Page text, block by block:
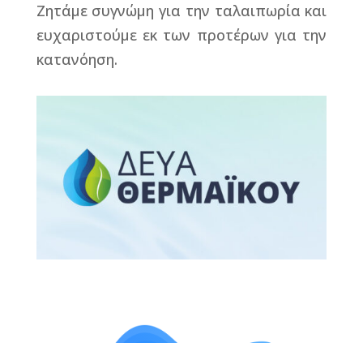
Ζητάμε συγνώμη για την ταλαιπωρία και
ευχαριστούμε εκ των προτέρων για την
κατανόηση.